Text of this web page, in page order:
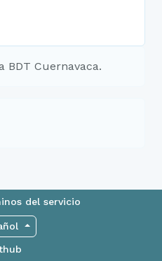
BDT Cuernavaca.
del servicio